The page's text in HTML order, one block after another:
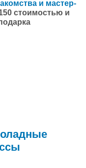
и мастер-
стоимостью и